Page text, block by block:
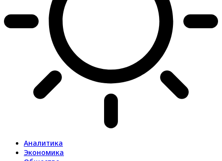
Аналитика
Экономика